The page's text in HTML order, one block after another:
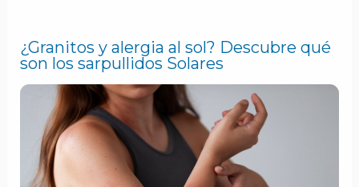
¿Granitos y alergia al sol? Descubre qué
son los sarpullidos Solares